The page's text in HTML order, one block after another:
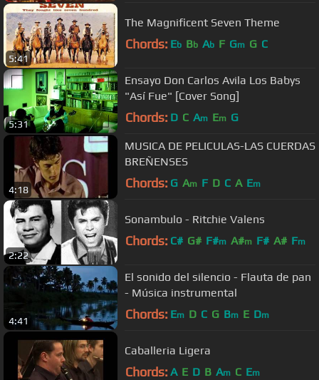
5:41
The Magnificent Seven Theme
Chords: Eb Bb Ab F Gm G C
5:31
Ensayo Don Carlos Avila Los Babys
"Así Fue" [Cover Song]
Chords: D C Am Em G
4:18
MUSICA DE PELICULAS-LAS CUERDAS
BREÑENSES
Chords: G Am F D C A Em
2:22
Sonambulo - Ritchie Valens
Chords: C# G# F#m A#m F# A# Fm
4:41
El sonido del silencio - Flauta de pan
- Música instrumental
Chords: Em D C G Bm E Dm
Caballeria Ligera
Chords: A E D B Am C Em